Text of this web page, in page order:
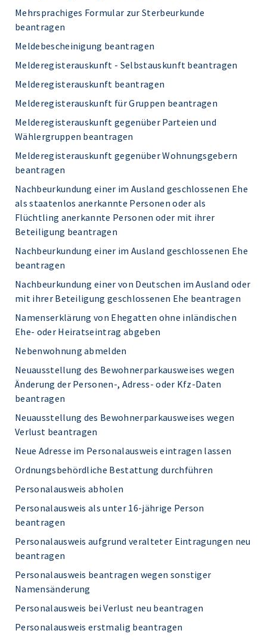
Mehrsprachiges Formular zur Sterbeurkunde
beantragen
Meldebescheinigung beantragen
Melderegisterauskunft - Selbstauskunft beantragen
Melderegisterauskunft beantragen
Melderegisterauskunft für Gruppen beantragen
Melderegisterauskunft gegenüber Parteien und
Wählergruppen beantragen
Melderegisterauskunft gegenüber Wohnungsgebern
beantragen
Nachbeurkundung einer im Ausland geschlossenen Ehe
als staatenlos anerkannte Personen oder als
Flüchtling anerkannte Personen oder mit ihrer
Beteiligung beantragen
Nachbeurkundung einer im Ausland geschlossenen Ehe
beantragen
Nachbeurkundung einer von Deutschen im Ausland oder
mit ihrer Beteiligung geschlossenen Ehe beantragen
Namenserklärung von Ehegatten ohne inländischen
Ehe- oder Heiratseintrag abgeben
Nebenwohnung abmelden
Neuausstellung des Bewohnerparkausweises wegen
Änderung der Personen-, Adress- oder Kfz-Daten
beantragen
Neuausstellung des Bewohnerparkausweises wegen
Verlust beantragen
Neue Adresse im Personalausweis eintragen lassen
Ordnungsbehördliche Bestattung durchführen
Personalausweis abholen
Personalausweis als unter 16-jährige Person
beantragen
Personalausweis aufgrund veralteter Eintragungen neu
beantragen
Personalausweis beantragen wegen sonstiger
Namensänderung
Personalausweis bei Verlust neu beantragen
Personalausweis erstmalig beantragen